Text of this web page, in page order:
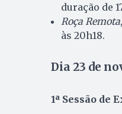
duração de
Roça Remota
às 20h18.
Dia 23 de
1ª Sessão de